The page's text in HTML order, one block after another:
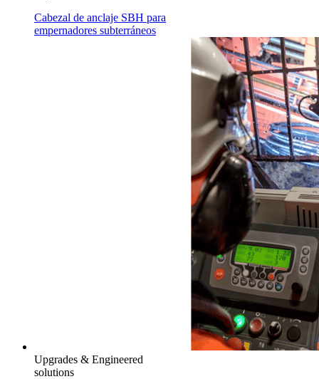
Cabezal de anclaje SBH para
empernadores subterráneos
Upgrades & Engineered
solutions